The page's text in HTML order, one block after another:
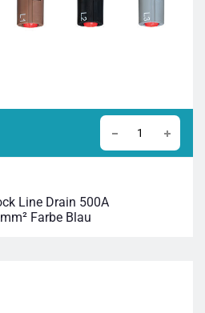
Line Drain 500A
Farbe Blau